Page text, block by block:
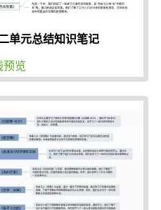
单元总结知识笔记
预览